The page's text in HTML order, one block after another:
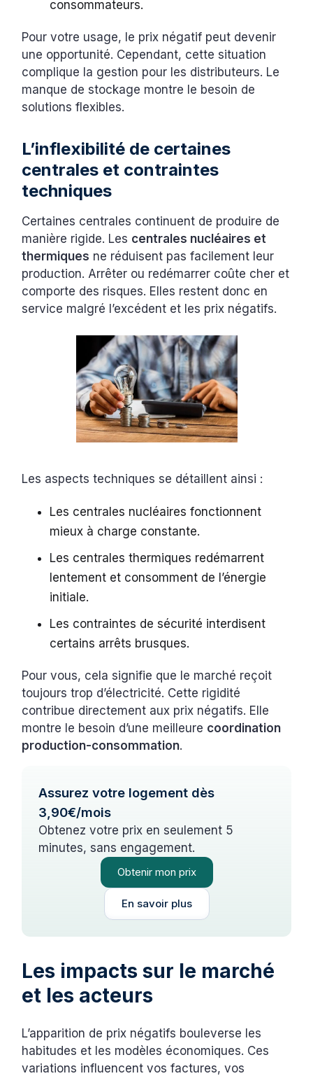
consommateurs.
Pour votre usage, le prix négatif peut devenir
une opportunité. Cependant, cette situation
complique la gestion pour les distributeurs. Le
manque de stockage montre le besoin de
solutions flexibles.
L’inflexibilité de certaines
centrales et contraintes
techniques
Certaines centrales continuent de produire de
manière rigide. Les centrales nucléaires et
thermiques ne réduisent pas facilement leur
production. Arrêter ou redémarrer coûte cher et
comporte des risques. Elles restent donc en
service malgré l’excédent et les prix négatifs.
Les aspects techniques se détaillent ainsi :
Les centrales nucléaires fonctionnent
mieux à charge constante.
Les centrales thermiques redémarrent
lentement et consomment de l’énergie
initiale.
Les contraintes de sécurité interdisent
certains arrêts brusques.
Pour vous, cela signifie que le marché reçoit
toujours trop d’électricité. Cette rigidité
contribue directement aux prix négatifs. Elle
montre le besoin d’une meilleure coordination
production-consommation.
Assurez votre logement dès
3,90€/mois
Obtenez votre prix en seulement 5
minutes, sans engagement.
Obtenir mon prix
En savoir plus
Les impacts sur le marché
et les acteurs
L’apparition de prix négatifs bouleverse les
habitudes et les modèles économiques. Ces
variations influencent vos factures, vos